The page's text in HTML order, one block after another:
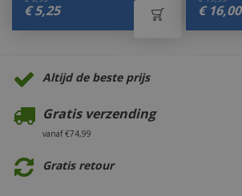
€ 5,25 € 16,00
Altijd de beste prijs
Gratis verzending
vanaf €74,99
Gratis retour